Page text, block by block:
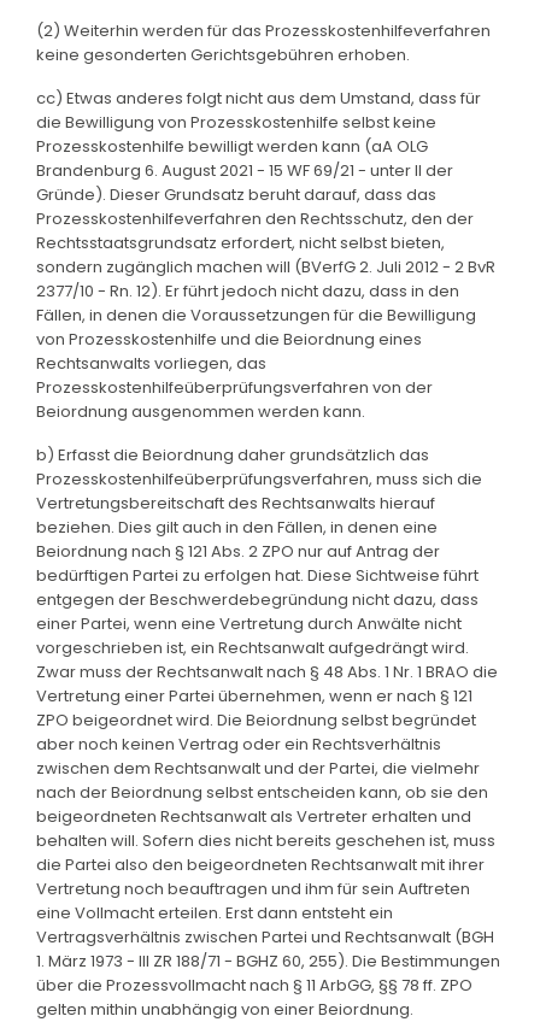
(2) Weiterhin werden für das Prozesskostenhilfeverfahren
keine gesonderten Gerichtsgebühren erhoben.
cc) Etwas anderes folgt nicht aus dem Umstand, dass für
die Bewilligung von Prozesskostenhilfe selbst keine
Prozesskostenhilfe bewilligt werden kann (aA OLG
Brandenburg 6. August 2021 - 15 WF 69/21 - unter II der
Gründe). Dieser Grundsatz beruht darauf, dass das
Prozesskostenhilfeverfahren den Rechtsschutz, den der
Rechtsstaatsgrundsatz erfordert, nicht selbst bieten,
sondern zugänglich machen will (BVerfG 2. Juli 2012 - 2 BvR
2377/10 - Rn. 12). Er führt jedoch nicht dazu, dass in den
Fällen, in denen die Voraussetzungen für die Bewilligung
von Prozesskostenhilfe und die Beiordnung eines
Rechtsanwalts vorliegen, das
Prozesskostenhilfeüberprüfungsverfahren von der
Beiordnung ausgenommen werden kann.
b) Erfasst die Beiordnung daher grundsätzlich das
Prozesskostenhilfeüberprüfungsverfahren, muss sich die
Vertretungsbereitschaft des Rechtsanwalts hierauf
beziehen. Dies gilt auch in den Fällen, in denen eine
Beiordnung nach § 121 Abs. 2 ZPO nur auf Antrag der
bedürftigen Partei zu erfolgen hat. Diese Sichtweise führt
entgegen der Beschwerdebegründung nicht dazu, dass
einer Partei, wenn eine Vertretung durch Anwälte nicht
vorgeschrieben ist, ein Rechtsanwalt aufgedrängt wird.
Zwar muss der Rechtsanwalt nach § 48 Abs. 1 Nr. 1 BRAO die
Vertretung einer Partei übernehmen, wenn er nach § 121
ZPO beigeordnet wird. Die Beiordnung selbst begründet
aber noch keinen Vertrag oder ein Rechtsverhältnis
zwischen dem Rechtsanwalt und der Partei, die vielmehr
nach der Beiordnung selbst entscheiden kann, ob sie den
beigeordneten Rechtsanwalt als Vertreter erhalten und
behalten will. Sofern dies nicht bereits geschehen ist, muss
die Partei also den beigeordneten Rechtsanwalt mit ihrer
Vertretung noch beauftragen und ihm für sein Auftreten
eine Vollmacht erteilen. Erst dann entsteht ein
Vertragsverhältnis zwischen Partei und Rechtsanwalt (BGH
1. März 1973 - III ZR 188/71 - BGHZ 60, 255). Die Bestimmungen
über die Prozessvollmacht nach § 11 ArbGG, §§ 78 ff. ZPO
gelten mithin unabhängig von einer Beiordnung.